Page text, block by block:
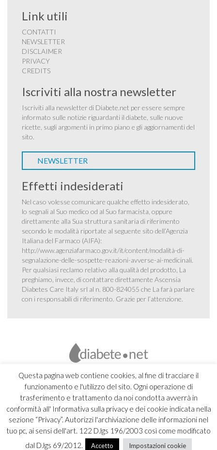
Questa pagina web contiene cookies, al fine di tracciare il
funzionamento e l'utilizzo del sito. Ogni operazione di
trasferimento e trattamento da noi condotta avverrà in
conformità all' Informativa sulla privacy e dei cookie indicata nella
sezione “Privacy”. Autorizzi l'archiviazione delle informazioni nel
tuo pc, ai sensi dell'art. 122 D.lgs 196/2003 così come modificato
dal D.lgs 69/2012.
Accetto Impostazioni cookie
Link utili
CONTATTI
NEWSLETTER
DISCLAIMER
PRIVACY
CREDITS
Iscriviti alla nostra newsletter
Iscriviti alla newsletter di Diabete.net per essere sempre
informato sulle notizie riguardanti il diabete, sulle nuove
ricette, sugli argomenti in primo piano e gli aggiornamenti del
sito.
NEWSLETTER
Effetti indesiderati
Nel caso volesse comunicare qualche effetto indesiderato,
lo segnali al Suo medico od al Suo farmacista, oppure
direttamente alla Sua struttura sanitaria di riferimento
secondo le modalità riportate al seguente sito dell’Agenzia
Italiana del Farmaco (AIFA):
http://www.agenziafarmaco.gov.it/it/content/modalità-di-
segnalazione-delle-sospette-reazioni-avverse-ai-medicinali.
Per qualsiasi reclamo relativo alla qualità del prodotto, La
preghiamo, invece, di contattare direttamente Ascensia
Diabetes Care Italy srl al n. 800-824055 che La farà parlare
con i responsabili di riferimento. Grazie per l’attenzione.